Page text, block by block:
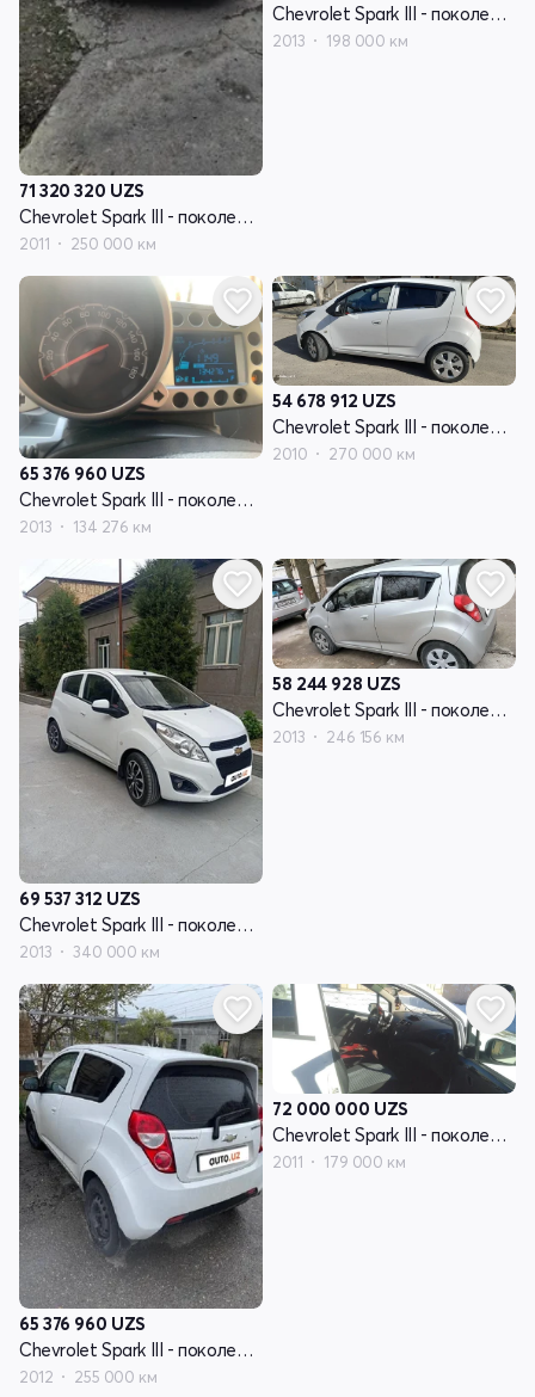
71 320 320 UZS
Chevrolet Spark III - поколение
2011 250 000 км
Chevrolet Spark III - поколение
2013 198 000 км
65 376 960 UZS
Chevrolet Spark III - поколение
2013 134 276 км
54 678 912 UZS
Chevrolet Spark III - поколение
2010 270 000 км
69 537 312 UZS
Chevrolet Spark III - поколение
2013 340 000 км
58 244 928 UZS
Chevrolet Spark III - поколение
2013 246 156 км
65 376 960 UZS
Chevrolet Spark III - поколение
2012 255 000 км
72 000 000 UZS
Chevrolet Spark III - поколение
2011 179 000 км